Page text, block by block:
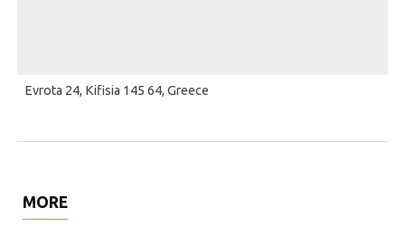
Evrota 24, Kifisia 145 64, Greece
MORE